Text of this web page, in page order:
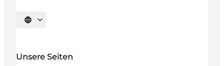
Sprache auswählen
Unsere Seiten